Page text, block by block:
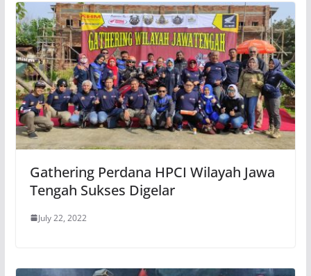
Gathering Perdana HPCI Wilayah Jawa
Tengah Sukses Digelar
July 22, 2022